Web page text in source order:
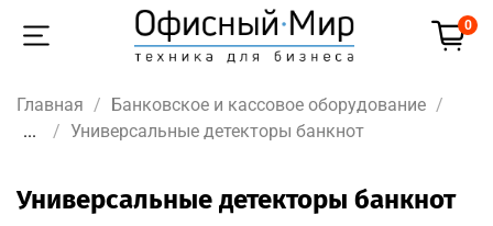
0
Главная
Банковское и кассовое оборудование
...
Универсальные детекторы банкнот
Универсальные детекторы банкнот